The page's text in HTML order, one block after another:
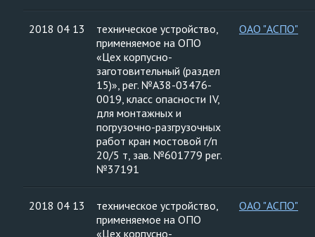
2018 04 13
техническое устройство,
применяемое на ОПО
«Цех корпусно-
заготовительный (раздел
15)», рег. №А38-03476-
0019, класс опасности IV,
для монтажных и
погрузочно-разгрузочных
работ кран мостовой г/п
20/5 т, зав. №601779 рег.
№37191
ОАО "АСПО"
2018 04 13
техническое устройство,
применяемое на ОПО
«Цех корпусно-
ОАО "АСПО"